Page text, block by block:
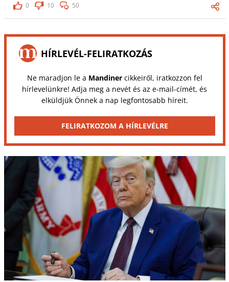
0
10 50
HÍRLEVÉL-FELIRATKOZÁS
Ne maradjon le a Mandinercikkeiről, iratkozzon fel
hírlevelünkre! Adja meg a nevét és az e-mail-címét, és
elküldjük Önnek a nap legfontosabb híreit.
FELIRATKOZOM A HÍRLEVÉLRE